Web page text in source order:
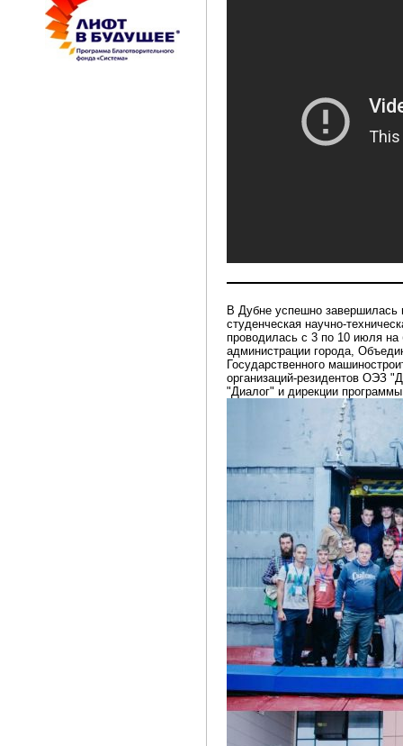
В Дубне успешно завершилась
студенческая научно-
проводилась с 3 по 10 июля на
администрации города,
Государственного
организаций-резидентов ОЭЗ
"Диалог" и дирекции